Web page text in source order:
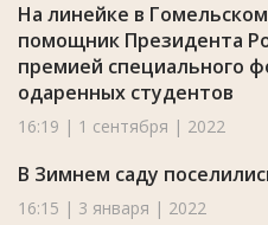
На линейке в
помощник Президента
премией специального
одаренных студентов
16:19 | 1 сентября | 2022
В Зимнем саду
16:15 | 3 января | 2022